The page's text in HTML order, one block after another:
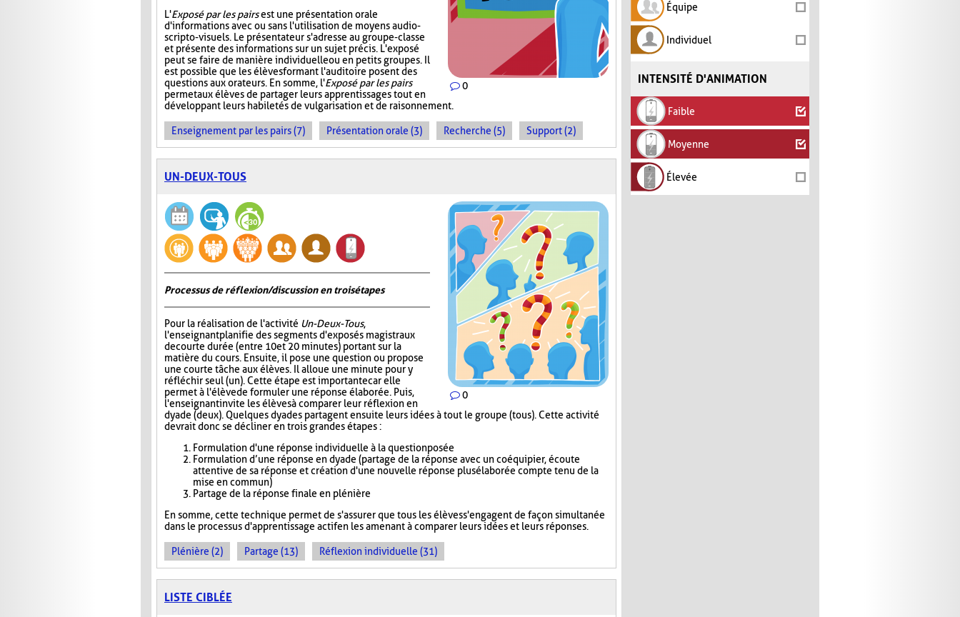
Équipe
Individuel
INTENSITÉ D'ANIMATION
Faible
Moyenne
Élevée
0
L'Exposé par les pairsest une présentation orale
d'informations avec ou sans l'utilisation de moyens audio-
scripto-visuels. Le présentateur s'adresse au groupe-classe
et présente des informations sur un sujet précis. L'exposé
peut se faire de manière individuelle ou en petits groupes. Il
est possible que les élèves formant l'auditoire posent des
questions aux orateurs. En somme, l'Exposé par les pairs
permet aux élèves de partager leurs apprentissages tout en
développant leurs habiletés de vulgarisation et de raisonnement.
Enseignement par les pairs (7) Présentation orale (3) Recherche (5) Support (2)
UN-DEUX-TOUS
0
Processus de réflexion/discussion en trois étapes
Pour la réalisation de l'activité Un-Deux-Tous,
l'enseignant planifie des segments d'exposés magistraux
de courte durée (entre 10 et 20 minutes) portant sur la
matière du cours. Ensuite, il pose une question ou propose
une courte tâche aux élèves. Il alloue une minute pour y
réfléchir seul (un). Cette étape est importante car elle
permet à l'élève de formuler une réponse élaborée. Puis,
l'enseignant invite les élèves à comparer leur réflexion en
dyade (deux). Quelques dyades partagent ensuite leurs idées à tout le groupe (tous). Cette activité
devrait donc se décliner en trois grandes étapes :
Formulation d'une réponse individuelle à la question posée
Formulation d’une réponse en dyade (partage de la réponse avec un coéquipier, écoute
attentive de sa réponse et création d'une nouvelle réponse plus élaborée compte tenu de la
mise en commun)
Partage de la réponse finale en plénière
En somme, cette technique permet de s'assurer que tous les élèves s'engagent de façon simultanée
dans le processus d'apprentissage actif en les amenant à comparer leurs idées et leurs réponses.
Plénière (2) Partage (13) Réflexion individuelle (31)
LISTE CIBLÉE